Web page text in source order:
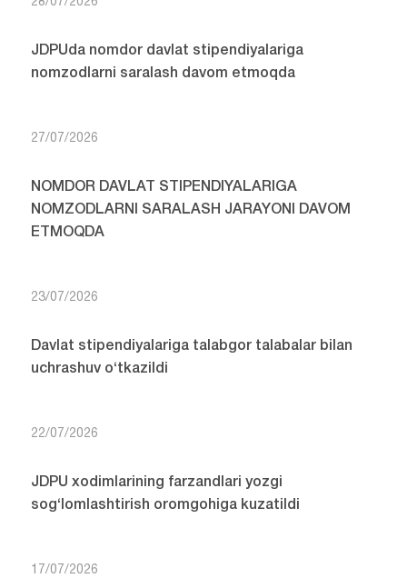
JDPUda nomdor davlat stipendiyalariga
nomzodlarni saralash davom etmoqda
27/07/2026
NOMDOR DAVLAT STIPENDIYALARIGA
NOMZODLARNI SARALASH JARAYONI DAVOM
ETMOQDA
23/07/2026
Davlat stipendiyalariga talabgor talabalar bilan
uchrashuv o‘tkazildi
22/07/2026
JDPU xodimlarining farzandlari yozgi
sog‘lomlashtirish oromgohiga kuzatildi
17/07/2026